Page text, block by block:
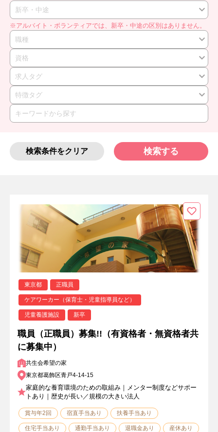
新卒・中途
※アルバイト・ボランティアでは、新卒・中途の区別はありません。
職種
資格
求人タグ
特徴タグ
検索条件をクリア 検索する
東京都 正職員
ケアワーカー（保育士・児童指導員など）
児童養護施設 新卒
職員（正職員）募集!!（有資格者・無資格者共
に募集中）
共生会希望の家
東京都葛飾区青戸4-14-15
家庭的な養育環境のための取組み｜メンター制度などサポー
トあり｜歴史が長い／規模の大きい法人
賞与年2回 宿直手当あり 扶養手当あり
住宅手当あり 通勤手当あり 退職金あり 産休あり